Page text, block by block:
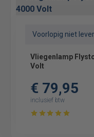
Voorlopig niet
Vliegenlamp
Volt
€ 79,95
inclusief btw